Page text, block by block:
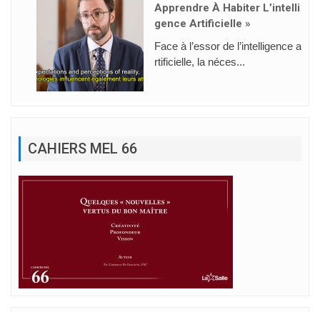
Apprendre À Habiter L’intelli
Gence Artificielle »
Face à l’essor de l’intelligence a
rtificielle, la néces...
CAHIERS MEL 66